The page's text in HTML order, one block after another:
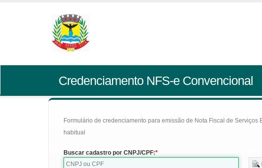
Credenciamento NFS-e Convencional
Formulário de credenciamento para emissão de Nota Fiscal de
habitual
Buscar cadastro por CNPJ/CPF: